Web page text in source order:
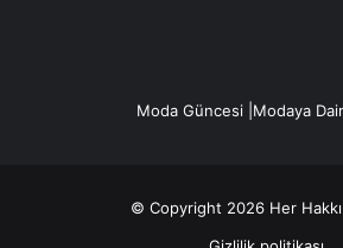
Moda Güncesi |Modaya Dair
© Copyright 2026 Her Hakkı